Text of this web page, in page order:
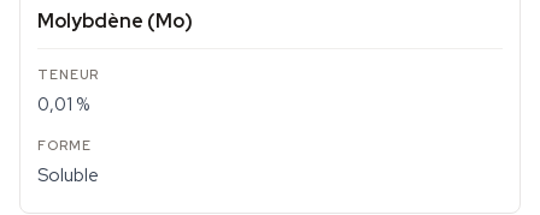
Molybdène (Mo)
0,01 %
Soluble